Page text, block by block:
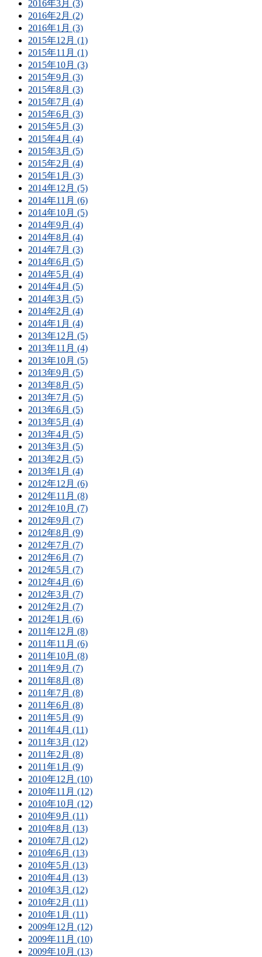
2016年3月 (3)
2016年2月 (2)
2016年1月 (3)
2015年12月 (1)
2015年11月 (1)
2015年10月 (3)
2015年9月 (3)
2015年8月 (3)
2015年7月 (4)
2015年6月 (3)
2015年5月 (3)
2015年4月 (4)
2015年3月 (5)
2015年2月 (4)
2015年1月 (3)
2014年12月 (5)
2014年11月 (6)
2014年10月 (5)
2014年9月 (4)
2014年8月 (4)
2014年7月 (3)
2014年6月 (5)
2014年5月 (4)
2014年4月 (5)
2014年3月 (5)
2014年2月 (4)
2014年1月 (4)
2013年12月 (5)
2013年11月 (4)
2013年10月 (5)
2013年9月 (5)
2013年8月 (5)
2013年7月 (5)
2013年6月 (5)
2013年5月 (4)
2013年4月 (5)
2013年3月 (5)
2013年2月 (5)
2013年1月 (4)
2012年12月 (6)
2012年11月 (8)
2012年10月 (7)
2012年9月 (7)
2012年8月 (9)
2012年7月 (7)
2012年6月 (7)
2012年5月 (7)
2012年4月 (6)
2012年3月 (7)
2012年2月 (7)
2012年1月 (6)
2011年12月 (8)
2011年11月 (6)
2011年10月 (8)
2011年9月 (7)
2011年8月 (8)
2011年7月 (8)
2011年6月 (8)
2011年5月 (9)
2011年4月 (11)
2011年3月 (12)
2011年2月 (8)
2011年1月 (9)
2010年12月 (10)
2010年11月 (12)
2010年10月 (12)
2010年9月 (11)
2010年8月 (13)
2010年7月 (12)
2010年6月 (13)
2010年5月 (13)
2010年4月 (13)
2010年3月 (12)
2010年2月 (11)
2010年1月 (11)
2009年12月 (12)
2009年11月 (10)
2009年10月 (13)